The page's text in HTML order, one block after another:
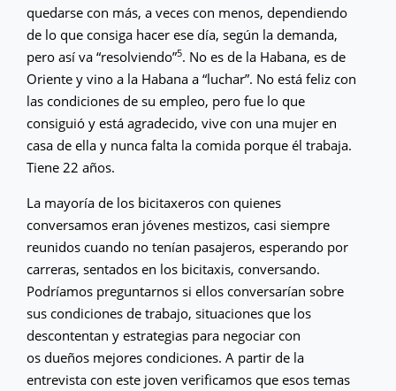
quedarse con más, a veces con menos, dependiendo
de lo que consiga hacer ese día, según la demanda,
pero así va “resolviendo”5. No es de la Habana, es de
Oriente y vino a la Habana a “luchar”. No está feliz con
las condiciones de su empleo, pero fue lo que
consiguió y está agradecido, vive con una mujer en
casa de ella y nunca falta la comida porque él trabaja.
Tiene 22 años.
La mayoría de los bicitaxeros con quienes
conversamos eran jóvenes mestizos, casi siempre
reunidos cuando no tenían pasajeros, esperando por
carreras, sentados en los bicitaxis, conversando.
Podríamos preguntarnos si ellos conversarían sobre
sus condiciones de trabajo, situaciones que los
descontentan y estrategias para negociar con
os dueños mejores condiciones. A partir de la
entrevista con este joven verificamos que esos temas